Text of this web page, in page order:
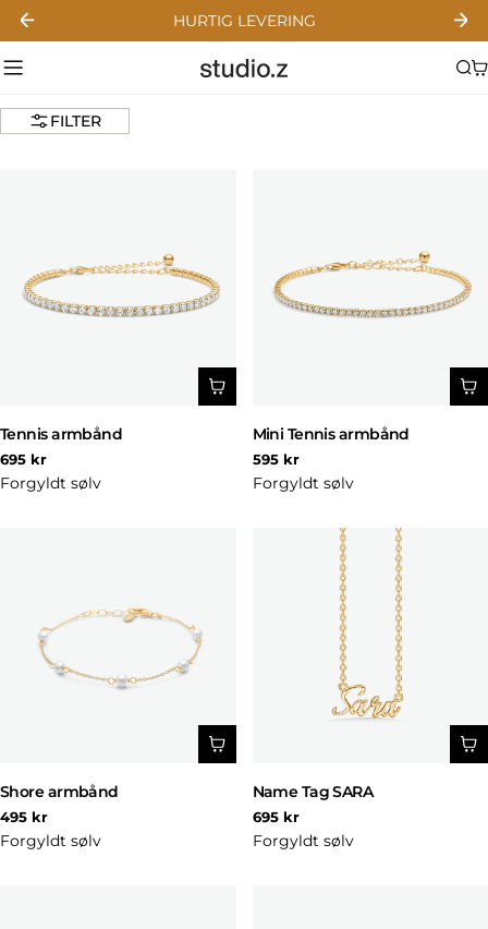
indhold
HURTIG LEVERING
FILTER
Tennis armbånd
Normal
pris
695 kr
Forgyldt sølv
Mini Tennis armbånd
Normal
pris
595 kr
Forgyldt sølv
Shore armbånd
Normal
pris
495 kr
Forgyldt sølv
Name Tag SARA
Normal
pris
695 kr
Forgyldt sølv